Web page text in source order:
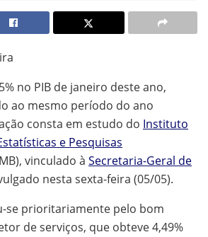
no PIB de janeiro deste ano,
ao mesmo período do ano
consta em estudo do Instituto
e Pesquisas
vinculado à Secretaria-Geral de
nesta sexta-feira (05/05).
se prioritariamente pelo bom
de serviços, que obteve 4,49%